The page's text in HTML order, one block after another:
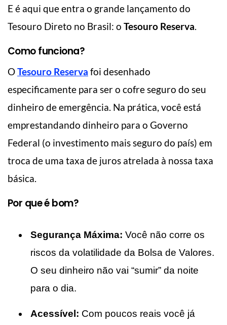
E é aqui que entra o grande lançamento do
Tesouro Direto no Brasil: o Tesouro Reserva.
Como funciona?
OTesouro Reserva foi desenhado
especificamente para ser o cofre seguro do seu
dinheiro de emergência. Na prática, você está
emprestandando dinheiro para o Governo
Federal (o investimento mais seguro do país) em
troca de uma taxa de juros atrelada à nossa taxa
básica.
Por que é bom?
Segurança Máxima: Você não corre os
riscos da volatilidade da Bolsa de Valores.
O seu dinheiro não vai “sumir” da noite
para o dia.
Acessível: Com poucos reais você já